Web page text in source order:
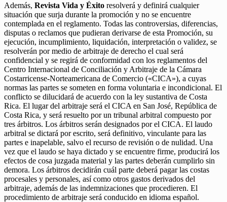
Además, Revista Vida y Éxito resolverá y definirá cualquier
situación que surja durante la promoción y no se encuentre
contemplada en el reglamento. Todas las controversias, diferencias,
disputas o reclamos que pudieran derivarse de esta Promoción, su
ejecución, incumplimiento, liquidación, interpretación o validez, se
resolverán por medio de arbitraje de derecho el cual será
confidencial y se regirá de conformidad con los reglamentos del
Centro Internacional de Conciliación y Arbitraje de la Cámara
Costarricense-Norteamericana de Comercio («CICA»), a cuyas
normas las partes se someten en forma voluntaria e incondicional. El
conflicto se dilucidará de acuerdo con la ley sustantiva de Costa
Rica. El lugar del arbitraje será el CICA en San José, República de
Costa Rica, y será resuelto por un tribunal arbitral compuesto por
tres árbitros. Los árbitros serán designados por el CICA. El laudo
arbitral se dictará por escrito, será definitivo, vinculante para las
partes e inapelable, salvo el recurso de revisión o de nulidad. Una
vez que el laudo se haya dictado y se encuentre firme, producirá los
efectos de cosa juzgada material y las partes deberán cumplirlo sin
demora. Los árbitros decidirán cuál parte deberá pagar las costas
procesales y personales, así como otros gastos derivados del
arbitraje, además de las indemnizaciones que procedieren. El
procedimiento de arbitraje será conducido en idioma español.